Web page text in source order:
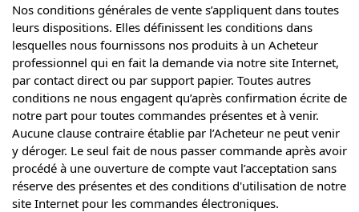
Nos conditions générales de vente s’appliquent dans toutes
leurs dispositions. Elles définissent les conditions dans
lesquelles nous fournissons nos produits à un Acheteur
professionnel qui en fait la demande via notre site Internet,
par contact direct ou par support papier. Toutes autres
conditions ne nous engagent qu’après confirmation écrite de
notre part pour toutes commandes présentes et à venir.
Aucune clause contraire établie par l’Acheteur ne peut venir
y déroger. Le seul fait de nous passer commande après avoir
procédé à une ouverture de compte vaut l’acceptation sans
réserve des présentes et des conditions d'utilisation de notre
site Internet pour les commandes électroniques.